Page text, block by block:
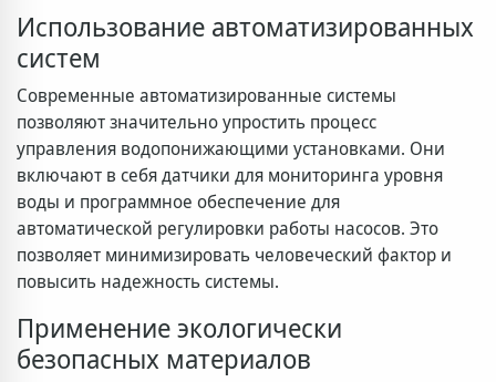
Использование автоматизированных
систем
Современные автоматизированные системы
позволяют значительно упростить процесс
управления водопонижающими установками. Они
включают в себя датчики для мониторинга уровня
воды и программное обеспечение для
автоматической регулировки работы насосов. Это
позволяет минимизировать человеческий фактор и
повысить надежность системы.
Применение экологически
безопасных материалов